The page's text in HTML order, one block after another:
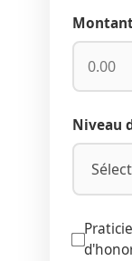
Niveau